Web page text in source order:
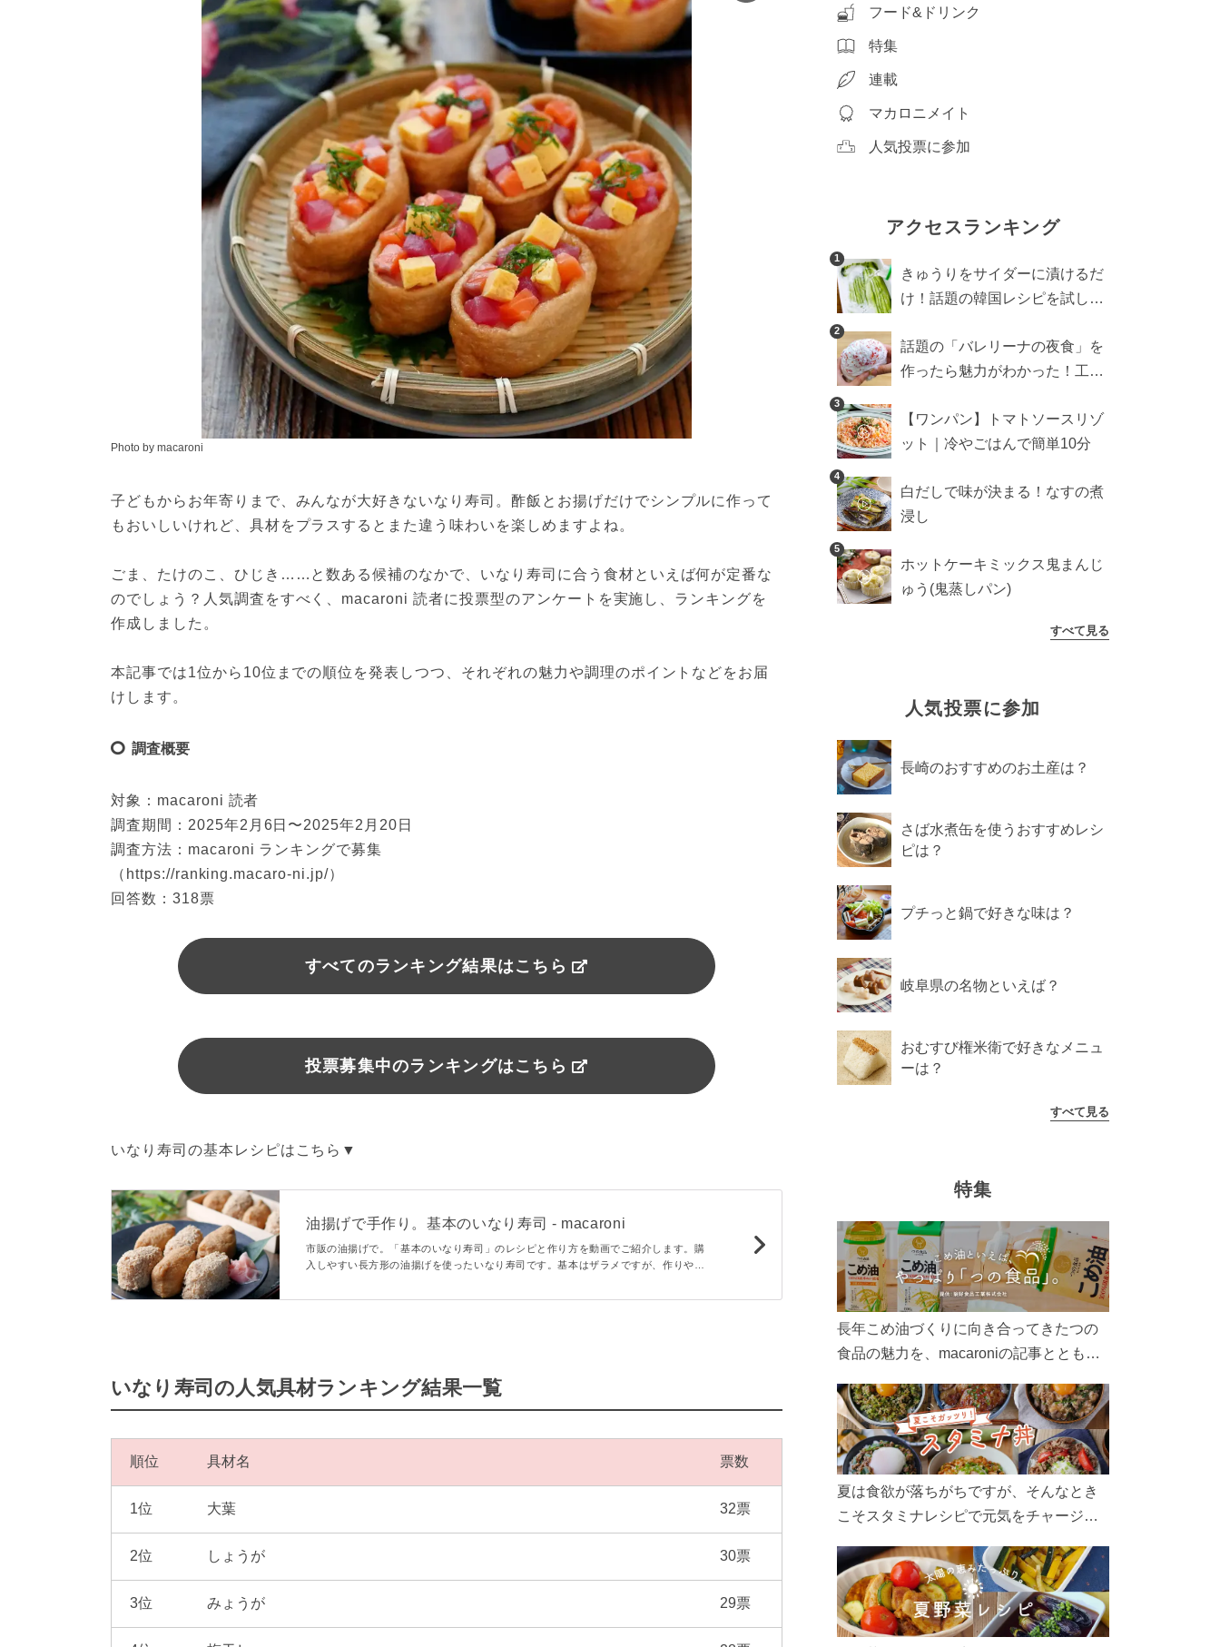
Photo by macaroni
子どもからお年寄りまで、みんなが大好きないなり寿司。酢飯とお揚げだけでシンプルに作って
もおいしいけれど、具材をプラスするとまた違う味わいを楽しめますよね。
ごま、たけのこ、ひじき……と数ある候補のなかで、いなり寿司に合う食材といえば何が定番な
のでしょう？人気調査をすべく、macaroni 読者に投票型のアンケートを実施し、ランキングを
作成しました。
本記事では1位から10位までの順位を発表しつつ、それぞれの魅力や調理のポイントなどをお届
けします。
調査概要
対象：macaroni 読者
調査期間：2025年2月6日〜2025年2月20日
調査方法：macaroni ランキングで募集
（https://ranking.macaro-ni.jp/）
回答数：318票
すべてのランキング結果はこちら
投票募集中のランキングはこちら
いなり寿司の基本レシピはこちら▼
油揚げで手作り。基本のいなり寿司 - macaroni
市販の油揚げで。「基本のいなり寿司」のレシピと作り方を動画でご紹介します。購
入しやすい長方形の油揚げを使ったいなり寿司です。基本はザラメですが、作りやす
使う場合は8枚（16個分）で作ってみてくださいね。
いなり寿司の人気具材ランキング結果一覧
順位 具材名 票数
1位 大葉 32票
2位 しょうが 30票
3位 みょうが 29票
フード&ドリンク
特集
連載
マカロニメイト
人気投票に参加
アクセスランキング
1
きゅうりをサイダーに漬けるだ
け！話題の韓国レシピを試した
2
話題の「バレリーナの夜食」を
作ったら魅力がわかった！工程
3
【ワンパン】トマトソースリゾ
ット｜冷やごはんで簡単10分
4
白だしで味が決まる！なすの煮
浸し
5
ホットケーキミックス鬼まんじ
ゅう(鬼蒸しパン)
すべて見る
人気投票に参加
長崎のおすすめのお土産は？
さば水煮缶を使うおすすめレシ
ピは？
プチっと鍋で好きな味は？
岐阜県の名物といえば？
おむすび権米衛で好きなメニュ
ーは？
すべて見る
特集
長年こめ油づくりに向き合ってきたつの
食品の魅力を、macaroniの記事とともに
ん、製造現場や品質へのこだわりまで。
こめ油をもっと好きになるコンテンツを
ぜひお楽しみください。
夏は食欲が落ちがちですが、そんなとき
こそスタミナレシピで元気をチャージ！
リ食べて、夏バテを吹き飛ばしましょ
う！